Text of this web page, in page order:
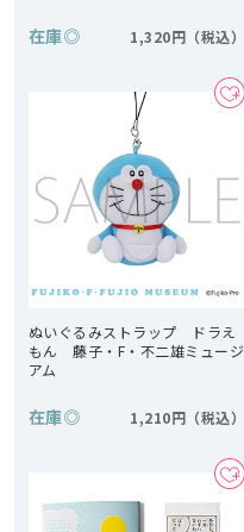
在庫◎ 1,320円
ぬいぐるみストラップ ドラえ
もん 藤子・F・不二雄ミュージ
アム
在庫◎ 1,210円